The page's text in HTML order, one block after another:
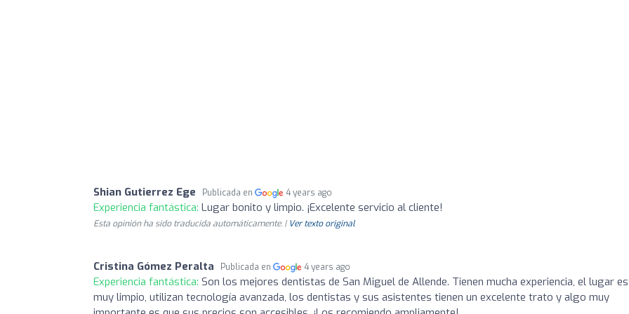
Shian Gutierrez Ege Publicada en 4 years ago
Experiencia fantástica: Lugar bonito y limpio. ¡Excelente servicio al cliente!
Esta opinión ha sido traducida automáticamente. | Ver texto original
Cristina Gómez Peralta Publicada en 4 years ago
Experiencia fantástica: Son los mejores dentistas de San Miguel de Allende. Tienen mucha experiencia, el lugar
muy limpio, utilizan tecnología avanzada, los dentistas y sus asistentes tienen un excelente trato y algo muy